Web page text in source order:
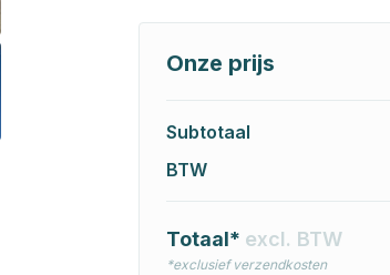
Onze prijs
Subtotaal
BTW
Totaal* excl. BTW
*exclusief verzendkosten